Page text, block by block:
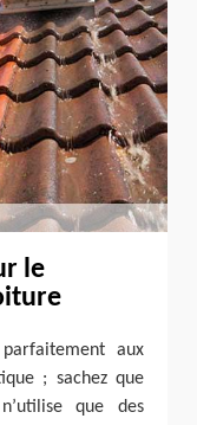
le
aux
; sachez que
que des